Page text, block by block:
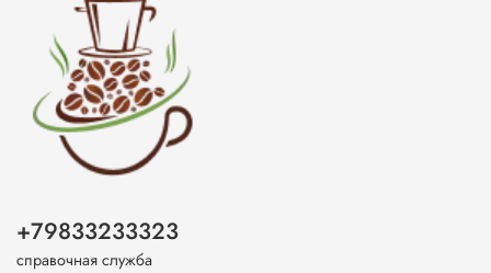
+79833233323
справочная служба